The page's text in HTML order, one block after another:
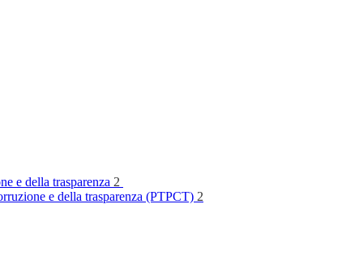
e della trasparenza 2
e della trasparenza (PTPCT) 2